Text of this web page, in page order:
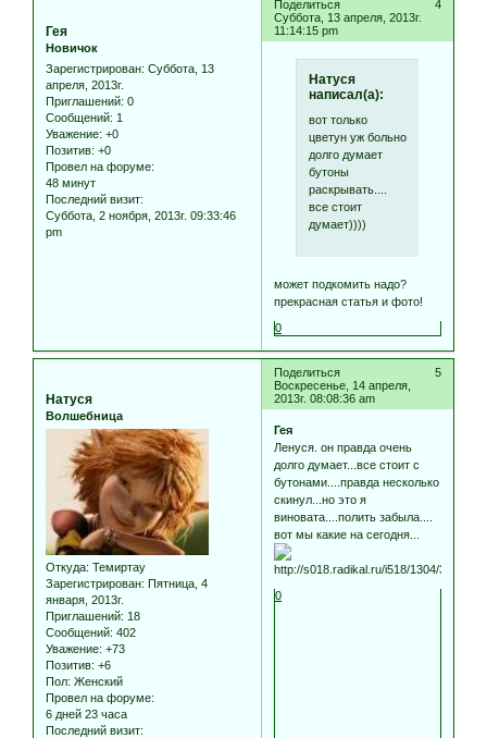
Поделиться
4
Суббота, 13 апреля, 2013г.
11:14:15 pm
Гея
Новичок
Зарегистрирован: Суббота, 13
апреля, 2013г.
Приглашений: 0
Сообщений: 1
Уважение: +0
Позитив: +0
Провел на форуме:
48 минут
Последний визит:
Суббота, 2 ноября, 2013г. 09:33:46
pm
Натуся
написал(а):
вот только
цветун уж больно
долго думает
бутоны
раскрывать....
все стоит
думает))))
может подкомить надо?
прекрасная статья и фото!
0
Поделиться
5
Воскресенье, 14 апреля,
2013г. 08:08:36 am
Натуся
Волшебница
Откуда: Темиртау
Зарегистрирован: Пятница, 4
января, 2013г.
Приглашений: 18
Сообщений: 402
Уважение: +73
Позитив: +6
Пол: Женский
Провел на форуме:
6 дней 23 часа
Последний визит:
Гея
Ленуся. он правда очень
долго думает...все стоит с
бутонами....правда несколько
скинул...но это я
виновата....полить забыла....
вот мы какие на сегодня...
0